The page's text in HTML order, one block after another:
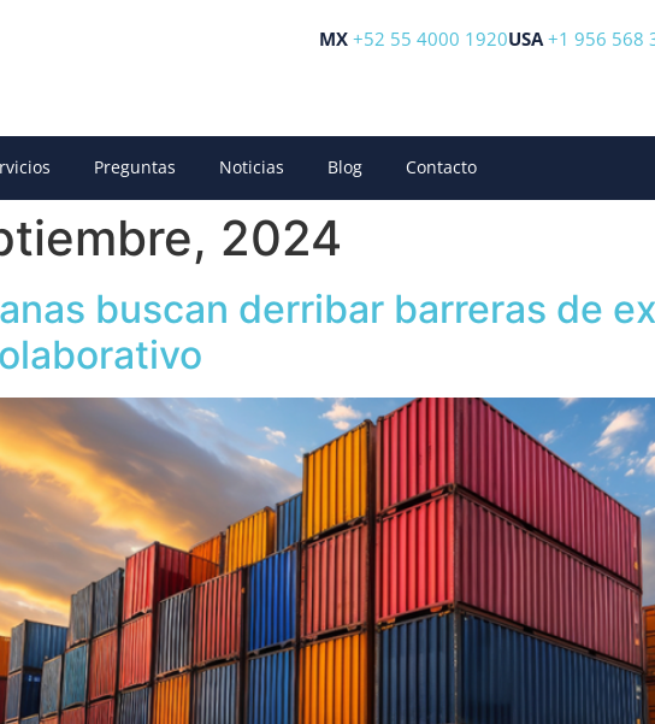
MX +52 55 4000 1920USA +1 956 568
Preguntas Noticias Blog Contacto
2024
buscan derribar barreras de